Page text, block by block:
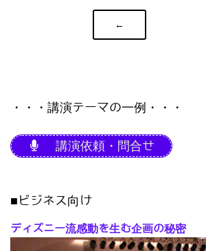
←
・・・講演テーマの一例・・・
講演依頼・問合せ
■ビジネス向け
ディズニー流感動を生む企画の秘密